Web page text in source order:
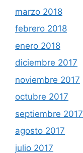
marzo 2018
febrero 2018
enero 2018
diciembre 2017
noviembre 2017
octubre 2017
septiembre 2017
agosto 2017
julio 2017